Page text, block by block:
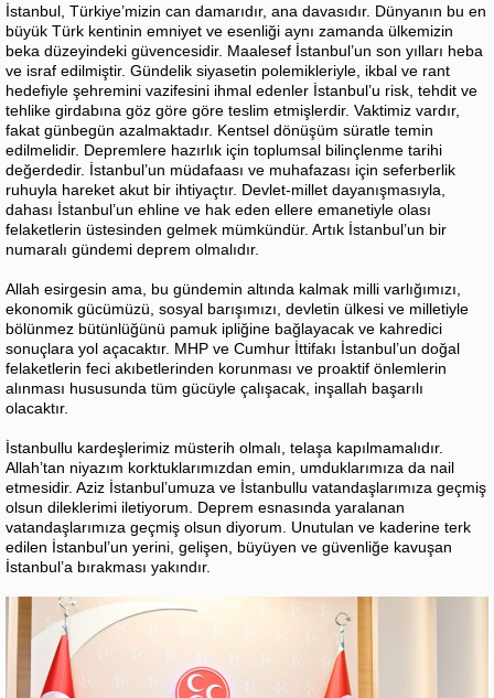
İstanbul, Türkiye’mizin can damarıdır, ana davasıdır. Dünyanın bu en
büyük Türk kentinin emniyet ve esenliği aynı zamanda ülkemizin
beka düzeyindeki güvencesidir. Maalesef İstanbul’un son yılları heba
ve israf edilmiştir. Gündelik siyasetin polemikleriyle, ikbal ve rant
hedefiyle şehremini vazifesini ihmal edenler İstanbul’u risk, tehdit ve
tehlike girdabına göz göre göre teslim etmişlerdir. Vaktimiz vardır,
fakat günbegün azalmaktadır. Kentsel dönüşüm süratle temin
edilmelidir. Depremlere hazırlık için toplumsal bilinçlenme tarihi
değerdedir. İstanbul’un müdafaası ve muhafazası için seferberlik
ruhuyla hareket akut bir ihtiyaçtır. Devlet-millet dayanışmasıyla,
dahası İstanbul’un ehline ve hak eden ellere emanetiyle olası
felaketlerin üstesinden gelmek mümkündür. Artık İstanbul’un bir
numaralı gündemi deprem olmalıdır.
Allah esirgesin ama, bu gündemin altında kalmak milli varlığımızı,
ekonomik gücümüzü, sosyal barışımızı, devletin ülkesi ve milletiyle
bölünmez bütünlüğünü pamuk ipliğine bağlayacak ve kahredici
sonuçlara yol açacaktır. MHP ve Cumhur İttifakı İstanbul’un doğal
felaketlerin feci akıbetlerinden korunması ve proaktif önlemlerin
alınması hususunda tüm gücüyle çalışacak, inşallah başarılı
olacaktır.
İstanbullu kardeşlerimiz müsterih olmalı, telaşa kapılmamalıdır.
Allah’tan niyazım korktuklarımızdan emin, umduklarımıza da nail
etmesidir. Aziz İstanbul’umuza ve İstanbullu vatandaşlarımıza geçmiş
olsun dileklerimi iletiyorum. Deprem esnasında yaralanan
vatandaşlarımıza geçmiş olsun diyorum. Unutulan ve kaderine terk
edilen İstanbul’un yerini, gelişen, büyüyen ve güvenliğe kavuşan
İstanbul’a bırakması yakındır.